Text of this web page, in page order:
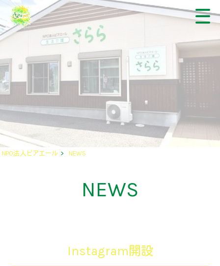
NPO法人ピアエール > NEWS
NEWS
Instagram開設